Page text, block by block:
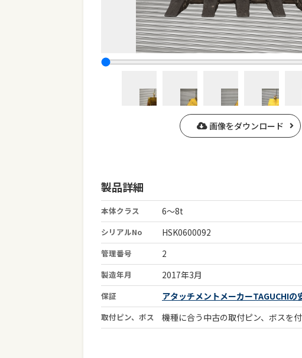
画像をダウンロード
製品詳細
本体クラス 6～8t
シリアルNo HSK0600092
管理番号 2
製造年月 2017年3月
保証 アタッチメントメーカーTAGUCHIの
取付ピン、ボス 機種に合う中古の取付ピン、ボスを